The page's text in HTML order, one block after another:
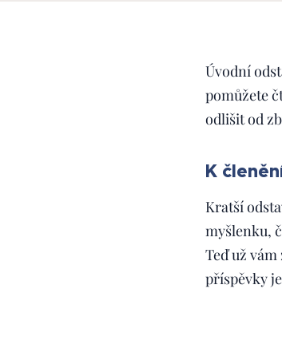
Úvodní
pomůžete
odlišit od
K
Kratší
myšlenku,
Teď už
příspěvky